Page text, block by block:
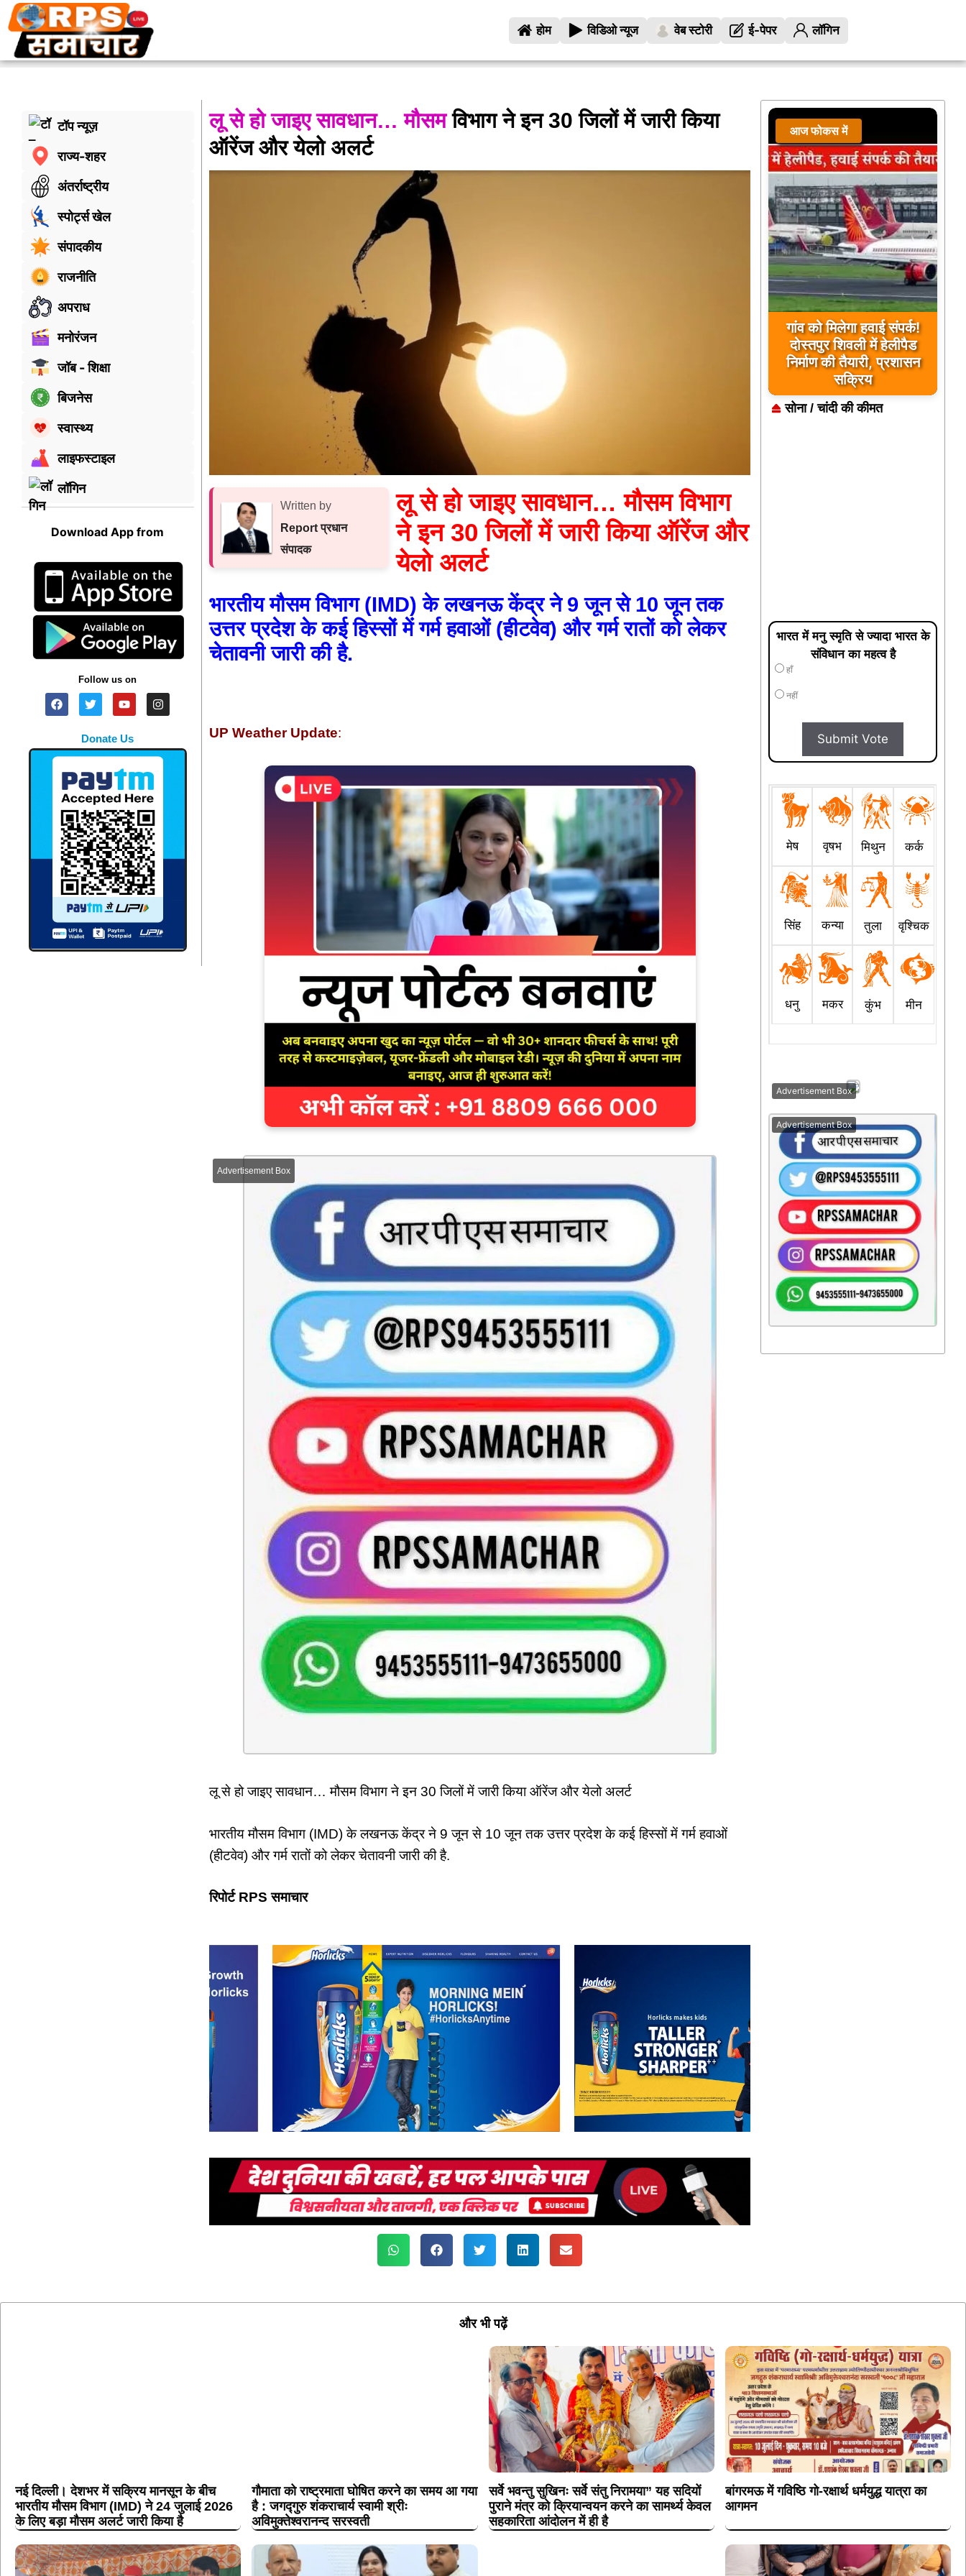
होम विडिओ न्यूज वेब स्टोरी ई-पेपर लॉगिन
टॉप न्यूज़
राज्य-शहर
अंतर्राष्ट्रीय
स्पोर्ट्स खेल
संपादकीय
राजनीति
अपराध
मनोरंजन
जॉब - शिक्षा
बिजनेस
स्वास्थ्य
लाइफस्टाइल
लॉगिन
Download App from
Follow us on
Donate Us
लू से हो जाइए सावधान… मौसमविभाग ने इन 30 जिलों में जारी किया
ऑरेंज और येलो अलर्ट
Written by
Report प्रधान
संपादक
लू से हो जाइए सावधान… मौसम विभाग
ने इन 30 जिलों में जारी किया ऑरेंज और
येलो अलर्ट
भारतीय मौसम विभाग (IMD) के लखनऊ केंद्र ने 9 जून से 10 जून तक
उत्तर प्रदेश के कई हिस्सों में गर्म हवाओं (हीटवेव) और गर्म रातों को लेकर
चेतावनी जारी की है.
UP Weather Update:
Advertisement Box
लू से हो जाइए सावधान… मौसम विभाग ने इन 30 जिलों में जारी किया ऑरेंज और येलो अलर्ट
भारतीय मौसम विभाग (IMD) के लखनऊ केंद्र ने 9 जून से 10 जून तक उत्तर प्रदेश के कई हिस्सों में गर्म हवाओं
(हीटवेव) और गर्म रातों को लेकर चेतावनी जारी की है.
रिपोर्ट RPS समाचार
आज फोकस में
यूपी के बहराइच में बड़ा हादसा,
कौड़ियाला नदी में नाव पलटी,
17 लापता, एक का शव मिला
सोना / चांदी की कीमत
भारत में मनु स्मृति से ज्यादा भारत के
संविधान का महत्व है
हाँ
नहीं
Submit Vote
मेष वृषभ मिथुन कर्क
सिंह कन्या तुला वृश्चिक
धनु मकर कुंभ मीन
Advertisement Box
Advertisement Box
और भी पढ़ें
नई दिल्ली। देशभर में सक्रिय मानसून के बीच
भारतीय मौसम विभाग (IMD) ने 24 जुलाई 2026
के लिए बड़ा मौसम अलर्ट जारी किया है
गौमाता को राष्ट्रमाता घोषित करने का समय आ गया
है : जगद्गुरु शंकराचार्य स्वामी श्रीः
अविमुक्तेश्वरानन्द सरस्वती
सर्वे भवन्तु सुखिनः सर्वे संतु निरामया” यह सदियों
पुराने मंत्र को क्रियान्वयन करने का सामर्थ्य केवल
सहकारिता आंदोलन में ही है
बांगरमऊ में गविष्ठि गो-रक्षार्थ धर्मयुद्ध यात्रा का
आगमन